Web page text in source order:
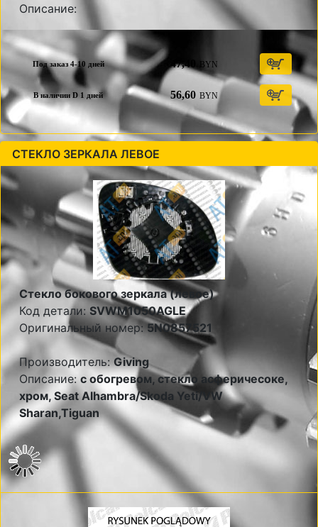
Описание:
Под заказ 4-10 дней 47,40 BYN
В наличии D 1 дней 56,60 BYN
СТЕКЛО ЗЕРКАЛА ЛЕВОЕ
Стекло бокового зеркала (левое)
Код детали: SVWM1050AGLE
Оригинальный номер:5N0857521
Производитель:Giving
Описание:с обогревом, стекло асферичесоке,
хром, Seat Alhambra/Skoda Yeti/VW
Sharan,Tiguan